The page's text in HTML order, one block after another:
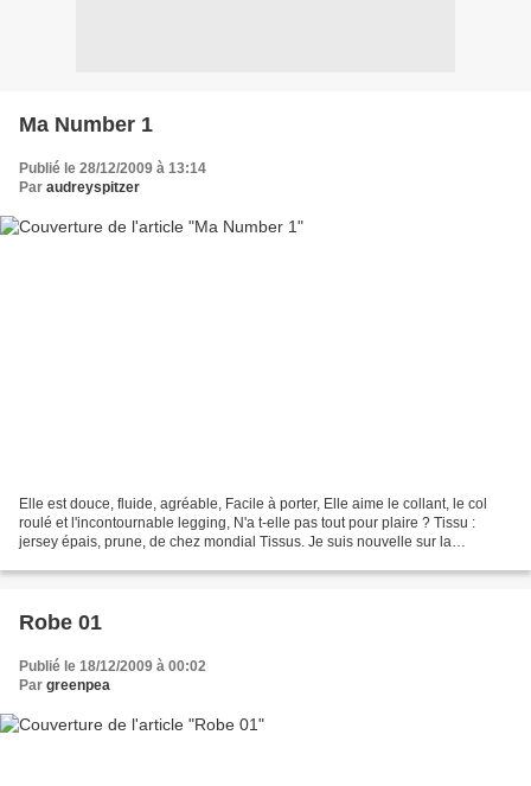
Ma Number 1
Publié le 28/12/2009 à 13:14
Par audreyspitzer
Elle est douce, fluide, agréable, Facile à porter, Elle aime le collant, le col
roulé et l'incontournable legging, N'a t-elle pas tout pour plaire ? Tissu :
jersey épais, prune, de chez mondial Tissus. Je suis nouvelle sur la
Robe 01
Publié le 18/12/2009 à 00:02
Par greenpea